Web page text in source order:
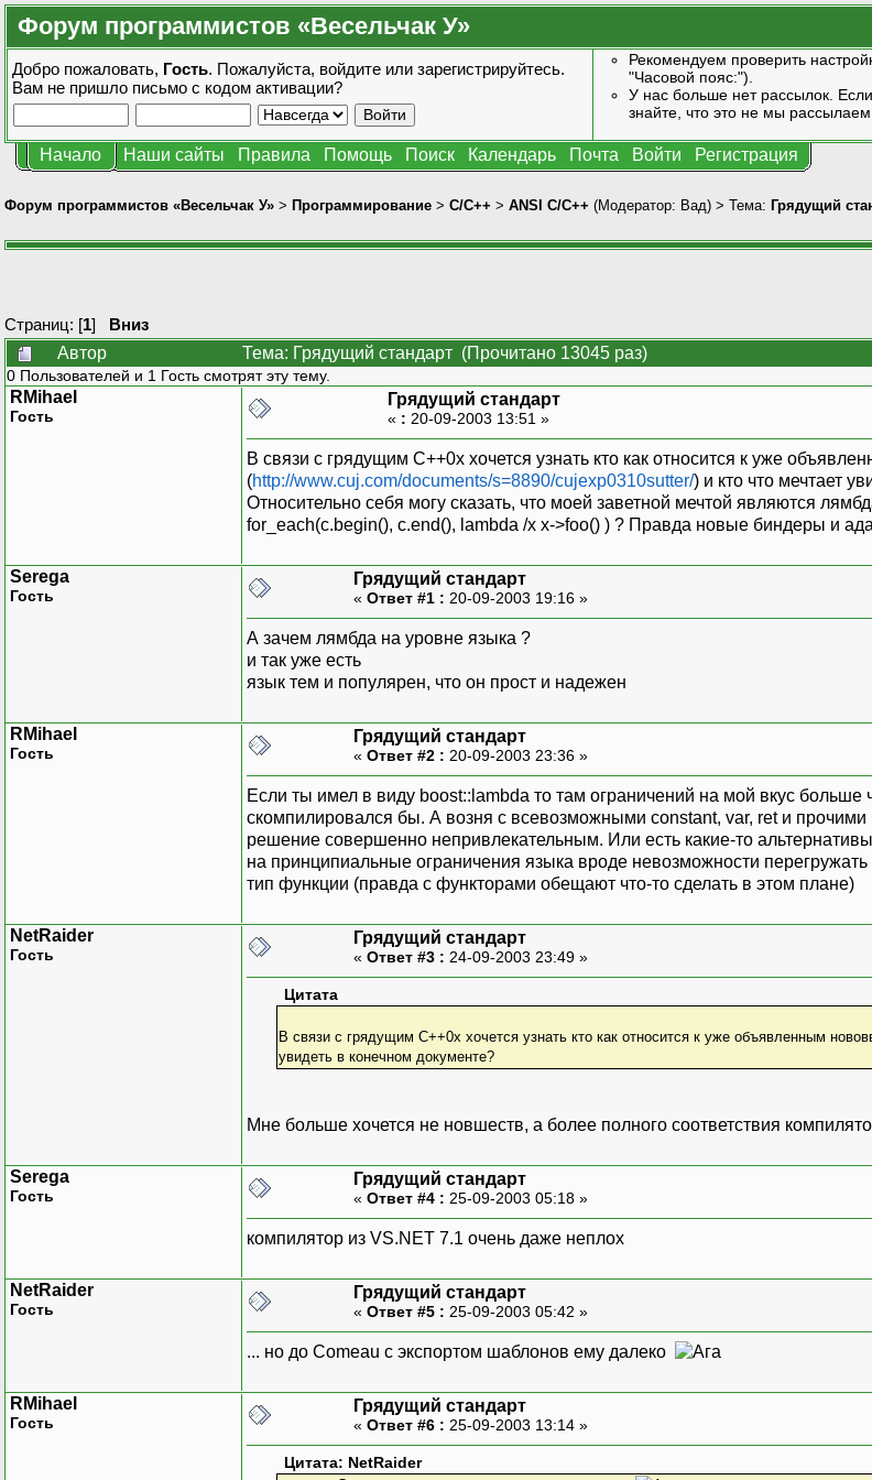
Форум программистов «Весельчак У»
Добро пожаловать, Гость. Пожалуйста, войдите или зарегистрируйтесь.
Вам не пришло письмо с кодом активации?
Рекомендуем проверить
"Часовой пояс:").
У нас больше нет рассылок.
знайте, что это не мы рассылаем.
Начало Наши сайты Правила Помощь Поиск Календарь Почта Войти Регистрация
Форум программистов «Весельчак У» > Программирование > C/C++ > ANSI С/С++ (Модератор: Вад) > Тема: Грядущий
Страниц: [1] Вниз
Автор
Тема: Грядущий стандарт (Прочитано 13045 раз)
0 Пользователей и 1 Гость смотрят эту тему.
RMihael
Гость
Грядущий стандарт
« : 20-09-2003 13:51 »
В связи с грядущим С++0х хочется узнать кто как относится к уже
(http://www.cuj.com/documents/s=8890/cujexp0310sutter/) и кто что мечтает
Относительно себя могу сказать, что моей заветной мечтой являются
for_each(c.begin(), c.end(), lambda /x x->foo() ) ? Правда новые биндеры и
Serega
Гость
Грядущий стандарт
« Ответ #1 : 20-09-2003 19:16 »
А зачем лямбда на уровне языка ?
и так уже есть
язык тем и популярен, что он прост и надежен
RMihael
Гость
Грядущий стандарт
« Ответ #2 : 20-09-2003 23:36 »
Если ты имел в виду boost::lambda то там ограничений на мой вкус
скомпилировался бы. А возня с всевозможными constant, var, ret и
решение совершенно непривлекательным. Или есть какие-то
на принципиальные ограничения языка вроде невозможности
тип функции (правда с функторами обещают что-то сделать в этом плане)
NetRaider
Гость
Грядущий стандарт
« Ответ #3 : 24-09-2003 23:49 »
Цитата
В связи с грядущим С++0х хочется узнать кто как относится к уже объявленным
увидеть в конечном документе?
Мне больше хочется не новшеств, а более полного соответствия
Serega
Гость
Грядущий стандарт
« Ответ #4 : 25-09-2003 05:18 »
компилятор из VS.NET 7.1 очень даже неплох
NetRaider
Гость
Грядущий стандарт
« Ответ #5 : 25-09-2003 05:42 »
... но до Comeau с экспортом шаблонов ему далеко
RMihael
Гость
Грядущий стандарт
« Ответ #6 : 25-09-2003 13:14 »
Цитата: NetRaider